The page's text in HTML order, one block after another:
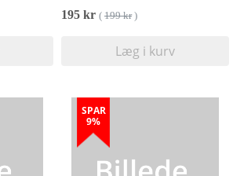
195 kr ( 199 kr)
Læg i kurv
SPAR
9%